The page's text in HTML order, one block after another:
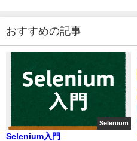
おすすめの記事
Selenium
Selenium入門